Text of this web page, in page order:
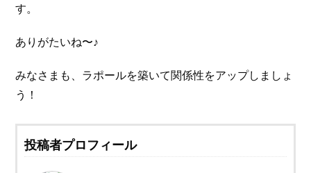
す。
ありがたいね〜♪
みなさまも、ラポールを築いて関係性をアップしましょ
う！
投稿者プロフィール